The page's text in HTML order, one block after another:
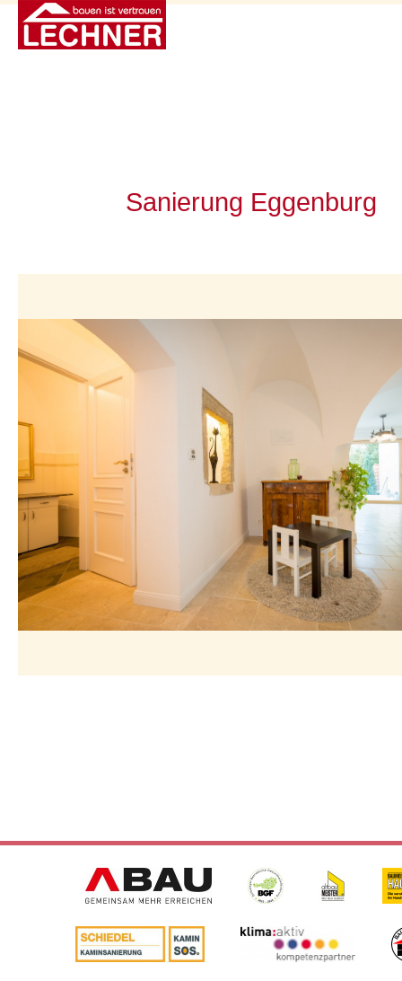
Sanierung Eggenburg